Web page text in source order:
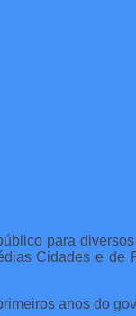
para
Cidades e de
anos do